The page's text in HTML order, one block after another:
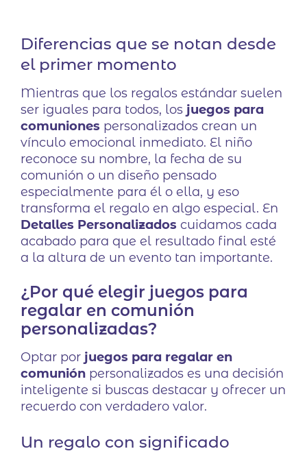
Diferencias que se notan desde
el primer momento
Mientras que los regalos estándar suelen
ser iguales para todos, los juegos para
comuniones personalizados crean un
vínculo emocional inmediato. El niño
reconoce su nombre, la fecha de su
comunión o un diseño pensado
especialmente para él o ella, y eso
transforma el regalo en algo especial. En
Detalles Personalizados cuidamos cada
acabado para que el resultado final esté
a la altura de un evento tan importante.
¿Por qué elegir juegos para
regalar en comunión
personalizadas?
Optar por juegos para regalar en
comunión personalizados es una decisión
inteligente si buscas destacar y ofrecer un
recuerdo con verdadero valor.
Un regalo con significado